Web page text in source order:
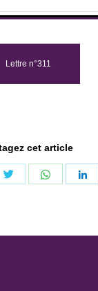
Lettre n°311
cet article
Share